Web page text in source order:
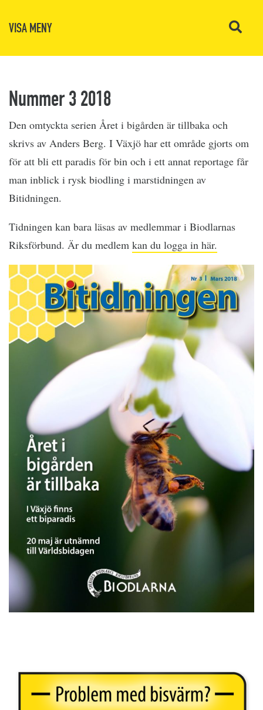
VISA MENY
Nummer 3 2018
Den omtyckta serien Året i bigården är tillbaka och
skrivs av Anders Berg. I Växjö har ett område gjorts om
för att bli ett paradis för bin och i ett annat reportage får
man inblick i rysk biodling i marstidningen av
Bitidningen.
Tidningen kan bara läsas av medlemmar i Biodlarnas
Riksförbund. Är du medlem kan du logga in här.